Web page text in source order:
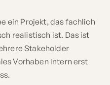
ein Projekt, das fachlich
realistisch ist. Das ist
Stakeholder
Vorhaben intern erst